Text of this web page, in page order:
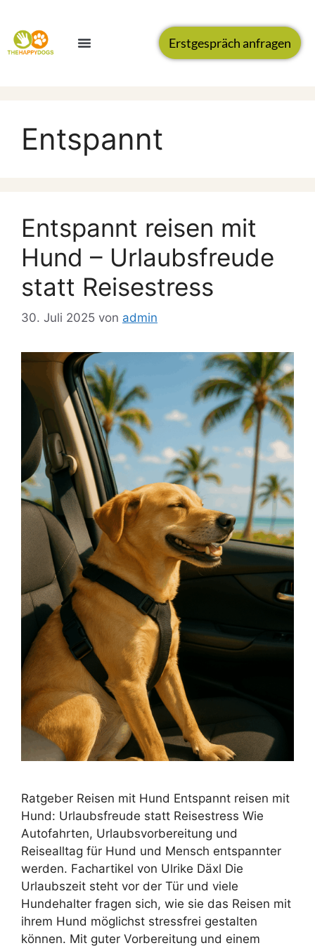
Erstgespräch anfragen
Entspannt
Entspannt reisen mit
Hund – Urlaubsfreude
statt Reisestress
30. Juli 2025 von admin
Ratgeber Reisen mit Hund Entspannt reisen mit
Hund: Urlaubsfreude statt Reisestress Wie
Autofahrten, Urlaubsvorbereitung und
Reisealltag für Hund und Mensch entspannter
werden. Fachartikel von Ulrike Däxl Die
Urlaubszeit steht vor der Tür und viele
Hundehalter fragen sich, wie sie das Reisen mit
ihrem Hund möglichst stressfrei gestalten
können. Mit guter Vorbereitung und einem